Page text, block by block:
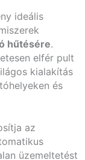
ideális
hűtésére.
elfér pult
kialakítás
és
az
üzemeltetést